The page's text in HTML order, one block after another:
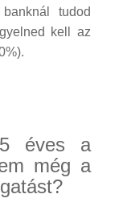
tudod
kell az
éves a
még a